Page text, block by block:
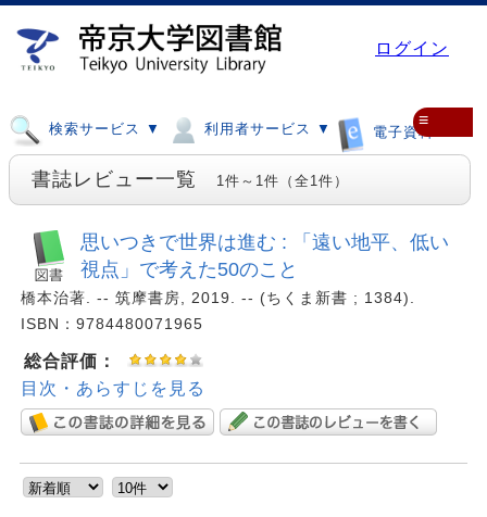
ログイン
検索サービス ▼ 利用者サービス ▼ 電子資料 ▼
≡
書誌レビュー一覧 1件～1件（全1件）
思いつきで世界は進む : 「遠い地平、低い
視点」で考えた50のこと
橋本治著. -- 筑摩書房, 2019. -- (ちくま新書 ; 1384).
ISBN：9784480071965
総合評価：
目次・あらすじを見る